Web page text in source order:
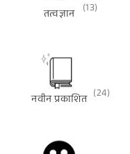
तत्वज्ञान (13)
नवीन प्रकाशित (24)